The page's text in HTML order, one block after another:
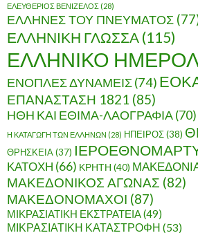
ΕΛΕΥΘΕΡΙΟΣ ΒΕΝΙΖΕΛΟΣ (28)
ΕΛΛΗΝΕΣ ΤΟΥ ΠΝΕΥΜΑΤΟΣ
ΕΛΛΗΝΙΚΗ ΓΛΩΣΣΑ (115)
ΕΛΛΗΝΙΚΟ
ΕΝΟΠΛΕΣ ΔΥΝΑΜΕΙΣ(74)
ΕΠΑΝΑΣΤΑΣΗ 1821 (85)
ΗΘΗ ΚΑΙ ΕΘΙΜΑ-ΛΑΟΓΡΑΦΙΑ(70)
Η ΚΑΤΑΓΩΓΗ ΤΩΝ ΕΛΛΗΝΩΝ (28) ΗΠΕΙΡΟΣ(38)
ΘΡΗΣΚΕΙΑ(37)
ΚΑΤΟΧΗ (66) ΚΡΗΤΗ (40)
ΜΑΚΕΔΟΝΙΚΟΣ ΑΓΩΝΑΣ (82)
ΜΑΚΕΔΟΝΟΜΑΧΟΙ (87)
ΜΙΚΡΑΣΙΑΤΙΚΗ ΕΚΣΤΡΑΤΕΙΑ(49)
ΜΙΚΡΑΣΙΑΤΙΚΗ ΚΑΤΑΣΤΡΟΦΗ (53)